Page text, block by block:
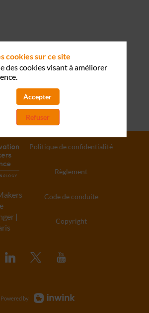
|
Politique de confidentialité
Règlement
Code de conduite
Copyright
Powered by
cookies sur ce site
des cookies visant à améliorer
Accepter
Refuser